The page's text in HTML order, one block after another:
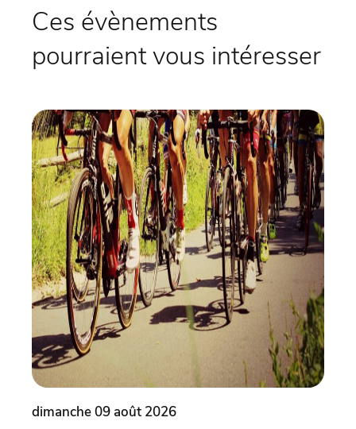
Ces évènements
pourraient vous intéresser
dimanche 09 août 2026